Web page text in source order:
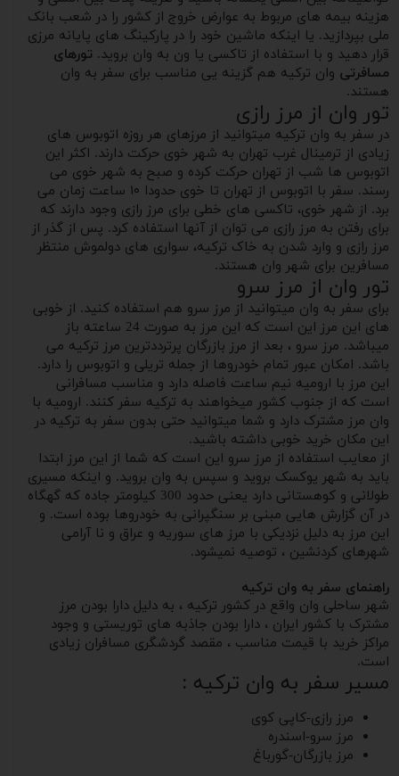
هزینه بیمه های مربوط به عوارض خروج از کشور را در شعب بانک
ملی بپردازید. یا اینکه ماشین خود را در پارکینگ های پایانه مرزی
قرار دهید و با استفاده از تاکسی یا ون به وان بروید. تورهای
مسافرتی وان ترکیه هم گزینه یی مناسب برای سفر به وان
هستند.
تور وان از مرز رازی
در سفر به وان ترکیه میتوانید از مرزهای هر روزه اتوبوس های
زیادی از ترمینال غرب تهران به شهر خوی حرکت دارند. اکثر این
اتوبوس ها شب از تهران حرکت کرده و صبح به شهر خوی می
رسند. سفر با اتوبوس از تهران تا خوی حدودا ۱۰ ساعت زمان می
برد. از شهر خوی، تاکسی های خطی برای مرز رازی وجود دارند که
برای رفتن به مرز رازی می توان از آنها استفاده کرد. پس از گذر از
مرز رازی و وارد شدن به خاک ترکیه، سواری های دولموش منتظر
مسافرین برای شهر وان هستند.
تور وان از مرز سرو
برای سفر به وان میتوانید از مرز سرو هم استفاده کنید. از خوبی
های این مرز این است که این مرز به صورت 24 ساعته باز
میباشد. مرز سرو ، بعد از مرز بازرگان پرترددترین مرز ترکیه می
باشد. امکان عبور تمام خودروها از جمله تریلی و اتوبوس را دارد.
این مرز با ارومیه نیم ساعت فاصله دارد و مناسب مسافرانی
است که از جنوب کشور میخواهند به ترکیه سفر کنند. ارومیه با
وان مرز مشترک دارد و شما میتوانید حتی بدون سفر به ترکیه در
این مکان خرید خوبی داشته باشید.
از معایب استفاده از مرز سرو این است که شما از این مرز ابتدا
باید به شهر یوکسک بروید و سپس به وان بروید. و اینکه مسیری
طولانی و کوهستانی دارد یعنی حدود 300 کیلومتر جاده که گهگاه
در آن گزارش هایی مبنی بر سنگپرانی به خودروها بوده است. و
این مرز به دلیل نزدیکی با مرز های سوریه و عراق و نا آرامی
شهرهای کردنشین ، توصیه نمیشود.
راهنمای سفر به وان ترکیه
شهر ساحلی وان واقع در کشور ترکیه ، به دلیل دارا بودن مرز
مشترک با کشور ایران ، دارا بودن جاذبه های توریستی و وجود
مراکز خرید با قیمت مناسب ، مقصد گردشگری مسافران زیادی
است.
مسیر سفر به وان ترکیه :
مرز رازی-کاپی کوی
مرز سرو-اسندره
مرز بازرگان-گورباغ